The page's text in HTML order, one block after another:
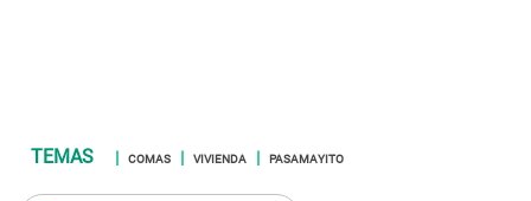
COMAS VIVIENDA PASAMAYITO